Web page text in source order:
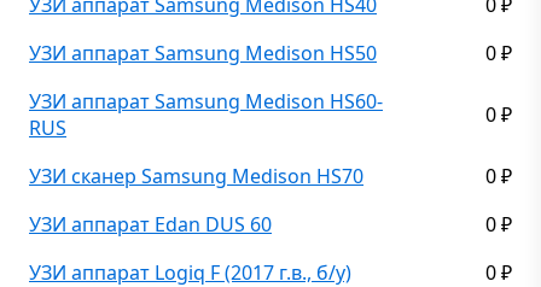
₽
УЗИ аппарат Samsung Medison HS50 0 ₽
УЗИ аппарат Samsung Medison HS60-
RUS
0 ₽
УЗИ сканер Samsung Medison HS70 0 ₽
УЗИ аппарат Edan DUS 60 0 ₽
УЗИ аппарат Logiq F (2017 г.в., б/у) 0 ₽